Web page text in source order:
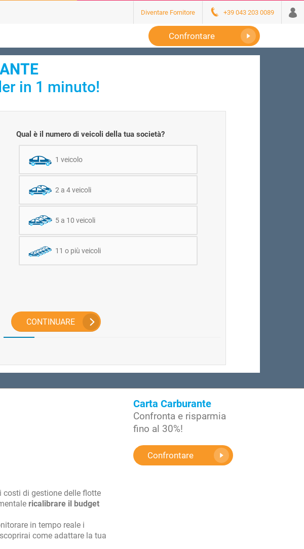
Diventare Fornitore +39 043 203 0089
Confrontare
in 1 minuto!
Qual è il numero di veicoli della tua società?
1 veicolo
2 a 4 veicoli
5 a 10 veicoli
11 o più veicoli
CONTINUARE
di gestione delle flotte
ricalibrare il budget
in tempo reale i
come adattare la tua
Carta Carburante
Confronta e risparmia
fino al 30%!
Confrontare